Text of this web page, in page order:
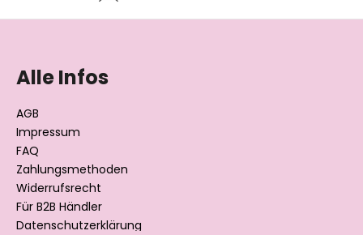
Alle Infos
AGB
Impressum
FAQ
Zahlungsmethoden
Widerrufsrecht
Für B2B Händler
Datenschutzerklärung